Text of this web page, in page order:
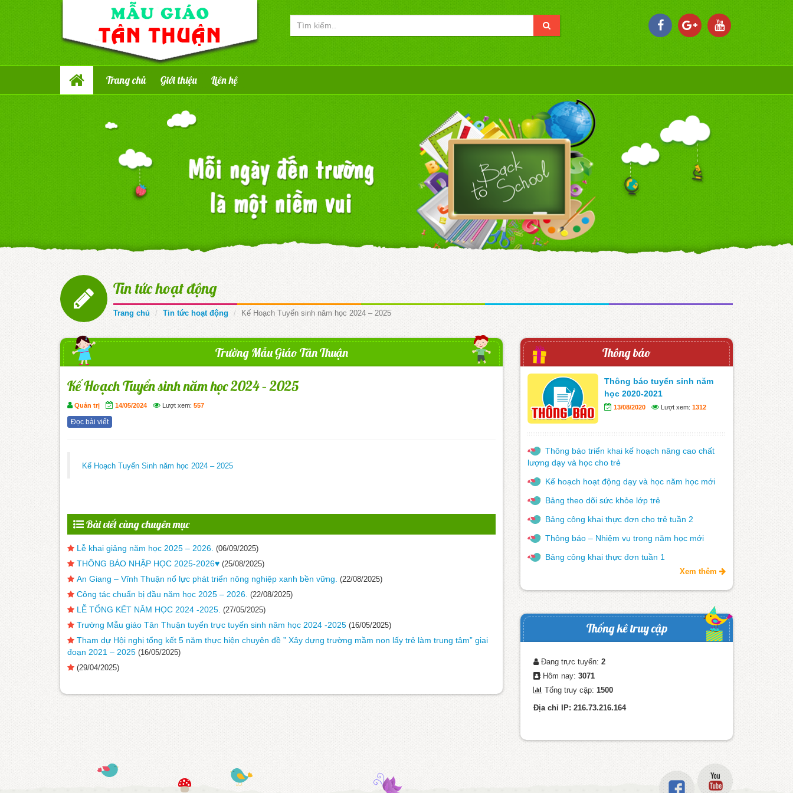
Trang chủ Giới thiệu Liên hệ
Tin tức hoạt động
Trang chủ Tin tức hoạt động Kế Hoạch Tuyển sinh năm học 2024 – 2025
Trường Mẫu Giáo Tân Thuận
Kế Hoạch Tuyển sinh năm học 2024 – 2025
Quản trị 14/05/2024 Lượt xem: 557
Đọc bài viết
Kế Hoạch Tuyển Sinh năm học 2024 – 2025
Bài viết cùng chuyên mục
Lễ khai giảng năm học 2025 – 2026. (06/09/2025)
THÔNG BÁO NHẬP HỌC 2025-2026♥️ (25/08/2025)
An Giang – Vĩnh Thuận nổ lực phát triển nông nghiệp xanh bền vững. (22/08/2025)
Công tác chuẩn bị đầu năm học 2025 – 2026. (22/08/2025)
LỄ TỔNG KẾT NĂM HỌC 2024 -2025. (27/05/2025)
Trường Mẫu giáo Tân Thuận tuyển trực tuyến sinh năm học 2024 -2025 (16/05/2025)
Tham dự Hội nghị tổng kết 5 năm thực hiện chuyên đề ” Xây dựng trường mầm non lấy trẻ làm trung tâm” giai
đoạn 2021 – 2025 (16/05/2025)
(29/04/2025)
Thông báo
Thông báo tuyển sinh năm
học 2020-2021
13/08/2020 Lượt xem: 1312
Thông báo triển khai kế hoạch nâng cao chất
lượng dạy và học cho trẻ
Kế hoạch hoạt động dạy và học năm học mới
Bảng theo dõi sức khỏe lớp trẻ
Bảng công khai thực đơn cho trẻ tuần 2
Thông báo – Nhiệm vụ trong năm học mới
Bảng công khai thực đơn tuần 1
Xem thêm
Thống kê truy cập
Đang trực tuyến: 2
Hôm nay: 3071
Tổng truy cập: 1500
Địa chỉ IP: 216.73.216.164